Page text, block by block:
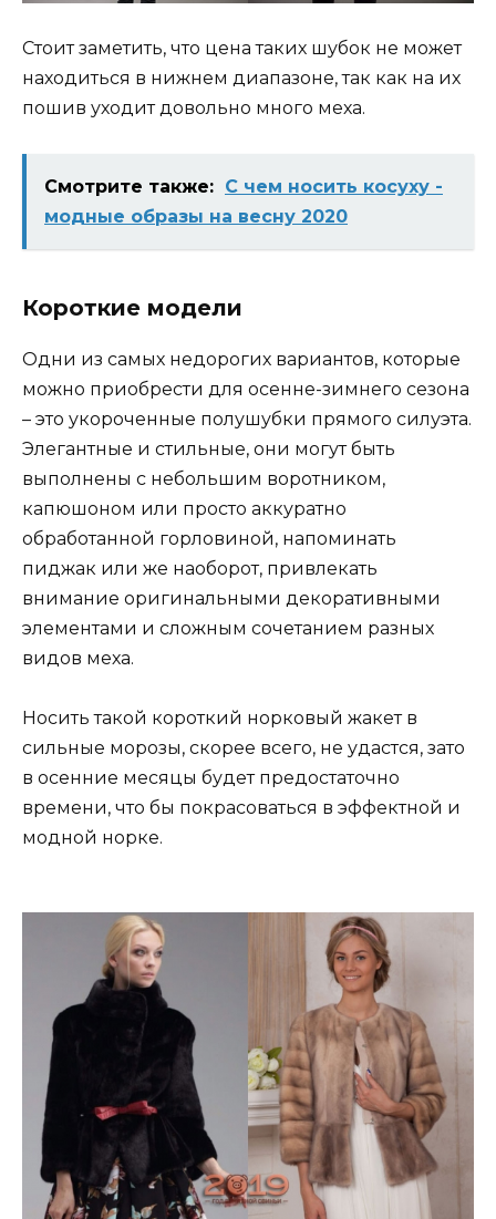
Стоит заметить, что цена таких шубок не может
находиться в нижнем диапазоне, так как на их
пошив уходит довольно много меха.
Смотрите также: С чем носить косуху -
модные образы на весну 2020
Короткие модели
Одни из самых недорогих вариантов, которые
можно приобрести для осенне-зимнего сезона
– это укороченные полушубки прямого силуэта.
Элегантные и стильные, они могут быть
выполнены с небольшим воротником,
капюшоном или просто аккуратно
обработанной горловиной, напоминать
пиджак или же наоборот, привлекать
внимание оригинальными декоративными
элементами и сложным сочетанием разных
видов меха.
Носить такой короткий норковый жакет в
сильные морозы, скорее всего, не удастся, зато
в осенние месяцы будет предостаточно
времени, что бы покрасоваться в эффектной и
модной норке.